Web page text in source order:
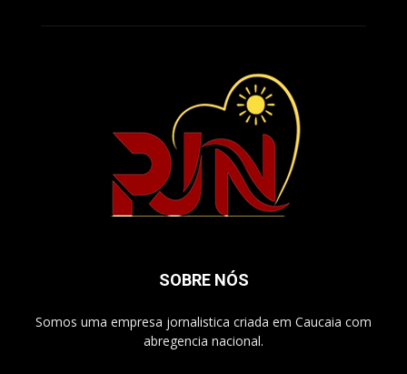
SOBRE NÓS
Somos uma empresa jornalistica criada em Caucaia com
abregencia nacional.